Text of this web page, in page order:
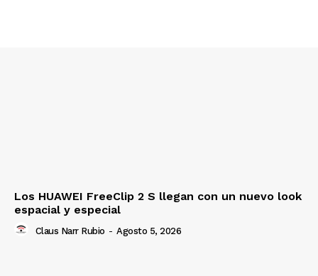
Los HUAWEI FreeClip 2 S llegan con un nuevo look
espacial y especial
Claus Narr Rubio - Agosto 5, 2026